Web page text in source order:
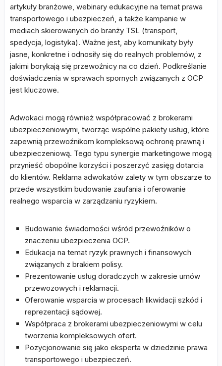
artykuły branżowe, webinary edukacyjne na temat prawa
transportowego i ubezpieczeń, a także kampanie w
mediach skierowanych do branży TSL (transport,
spedycja, logistyka). Ważne jest, aby komunikaty były
jasne, konkretne i odnosiły się do realnych problemów, z
jakimi borykają się przewoźnicy na co dzień. Podkreślanie
doświadczenia w sprawach spornych związanych z OCP
jest kluczowe.
Adwokaci mogą również współpracować z brokerami
ubezpieczeniowymi, tworząc wspólne pakiety usług, które
zapewnią przewoźnikom kompleksową ochronę prawną i
ubezpieczeniową. Tego typu synergie marketingowe mogą
przynieść obopólne korzyści i poszerzyć zasięg dotarcia
do klientów. Reklama adwokatów zalety w tym obszarze to
przede wszystkim budowanie zaufania i oferowanie
realnego wsparcia w zarządzaniu ryzykiem.
Budowanie świadomości wśród przewoźników o
znaczeniu ubezpieczenia OCP.
Edukacja na temat ryzyk prawnych i finansowych
związanych z brakiem polisy.
Prezentowanie usług doradczych w zakresie umów
przewozowych i reklamacji.
Oferowanie wsparcia w procesach likwidacji szkód i
reprezentacji sądowej.
Współpraca z brokerami ubezpieczeniowymi w celu
tworzenia kompleksowych ofert.
Pozycjonowanie się jako eksperta w dziedzinie prawa
transportowego i ubezpieczeń.